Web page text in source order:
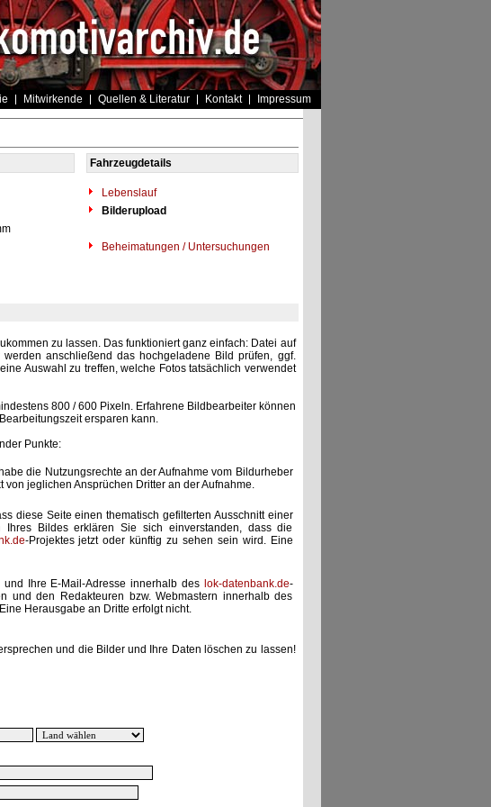
Mitwirkende Quellen & Literatur Kontakt Impressum
Fahrzeugdetails
Lebenslauf
Bilderupload
Beheimatungen / Untersuchungen
zu lassen. Das funktioniert ganz einfach: Datei auf
anschließend das hochgeladene Bild prüfen, ggf.
Auswahl zu treffen, welche Fotos tatsächlich verwendet
800 / 600 Pixeln. Erfahrene Bildbearbeiter können
ersparen kann.
Punkte:
die Nutzungsrechte an der Aufnahme vom Bildurheber
von jeglichen Ansprüchen Dritter an der Aufnahme.
diese Seite einen thematisch gefilterten Ausschnitt einer
Bildes erklären Sie sich einverstanden, dass die
-Projektes jetzt oder künftig zu sehen sein wird. Eine
Ihre E-Mail-Adresse innerhalb des lok-datenbank.de-
und den Redakteuren bzw. Webmastern innerhalb des
Herausgabe an Dritte erfolgt nicht.
und die Bilder und Ihre Daten löschen zu lassen!